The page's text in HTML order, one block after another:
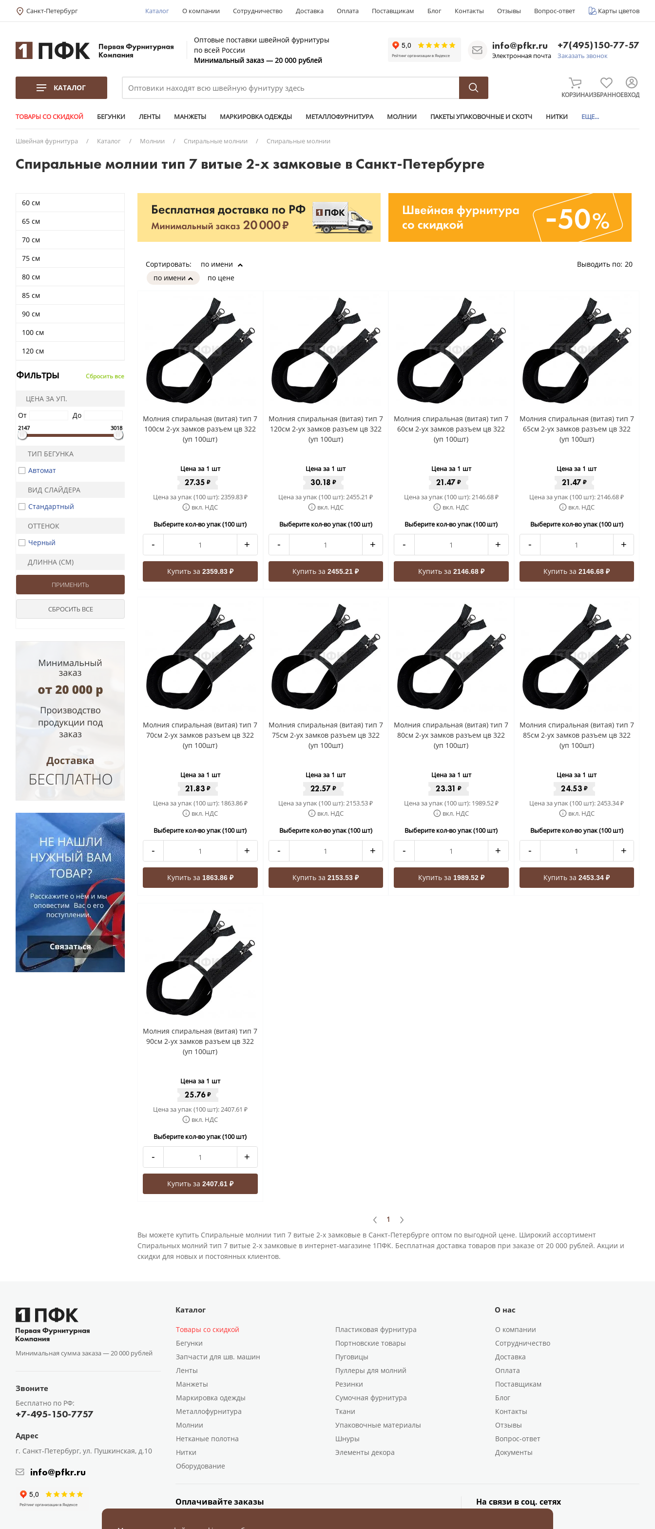
Санкт-Петербург Каталог О компании Сотрудничество Доставка Оплата Поставщикам Блог Контакты Отзывы Вопрос-ответ Карты цветов
Оптовые поставки швейной фурнитуры
по всей России
Минимальный заказ — 20 000 рублей
info@pfkr.ru
Электронная почта
+7(495)150-77-57
Заказать звонок
КАТАЛОГ
КОРЗИНАИЗБРАННОЕВХОД
ТОВАРЫ СО СКИДКОЙ БЕГУНКИ ЛЕНТЫ МАНЖЕТЫ МАРКИРОВКА ОДЕЖДЫ МЕТАЛЛОФУРНИТУРА МОЛНИИ ПАКЕТЫ УПАКОВОЧНЫЕ И СКОТЧ НИТКИ ЕЩЕ...
Швейная фурнитура / Каталог / Молнии / Спиральные молнии / Спиральные молнии
Спиральные молнии тип 7 витые 2-х замковые в Санкт-Петербурге
60 см
65 см
70 см
75 см
80 см
85 см
90 см
100 см
120 см
Фильтры Сбросить все
ЦЕНА ЗА УП.
От
До
2147 3018
ТИП БЕГУНКА
Автомат
ВИД СЛАЙДЕРА
Стандартный
ОТТЕНОК
Черный
ДЛИННА (СМ)
Сортировать:
по имени
по цене
по имени Выводить по: 20
Молния спиральная (витая) тип 7
100см 2-ух замков разъем цв 322
(уп 100шт)
Цена за 1 шт
27.35 ₽
Цена за упак (100 шт):2359.83₽
вкл. НДС
Выберите кол-во упак (100 шт)
- +
Купить за 2359.83 ₽
Молния спиральная (витая) тип 7
120см 2-ух замков разъем цв 322
(уп 100шт)
Цена за 1 шт
30.18 ₽
Цена за упак (100 шт):2455.21₽
вкл. НДС
Выберите кол-во упак (100 шт)
- +
Купить за2455.21 ₽
Молния спиральная (витая) тип 7
60см 2-ух замков разъем цв 322
(уп 100шт)
Цена за 1 шт
21.47₽
Цена за упак (100 шт):2146.68₽
вкл. НДС
Выберите кол-во упак (100 шт)
- +
Купить за 2146.68 ₽
Молния спиральная (витая) тип 7
65см 2-ух замков разъем цв 322
(уп 100шт)
Цена за 1 шт
21.47₽
Цена за упак (100 шт):2146.68₽
вкл. НДС
Выберите кол-во упак (100 шт)
- +
Купить за2146.68 ₽
Молния спиральная (витая) тип 7
70см 2-ух замков разъем цв 322
(уп 100шт)
Цена за 1 шт
21.83 ₽
Цена за упак (100 шт): 1863.86₽
вкл. НДС
Выберите кол-во упак (100 шт)
- +
Купить за 1863.86 ₽
Молния спиральная (витая) тип 7
75см 2-ух замков разъем цв 322
(уп 100шт)
Цена за 1 шт
22.57₽
Цена за упак (100 шт):2153.53₽
вкл. НДС
Выберите кол-во упак (100 шт)
- +
Купить за2153.53 ₽
Молния спиральная (витая) тип 7
80см 2-ух замков разъем цв 322
(уп 100шт)
Цена за 1 шт
23.31 ₽
Цена за упак (100 шт): 1989.52₽
вкл. НДС
Выберите кол-во упак (100 шт)
- +
Купить за 1989.52 ₽
Молния спиральная (витая) тип 7
85см 2-ух замков разъем цв 322
(уп 100шт)
Цена за 1 шт
24.53 ₽
Цена за упак (100 шт):2453.34₽
вкл. НДС
Выберите кол-во упак (100 шт)
- +
Купить за2453.34 ₽
Молния спиральная (витая) тип 7
90см 2-ух замков разъем цв 322
(уп 100шт)
Цена за 1 шт
25.76₽
Цена за упак (100 шт):2407.61 ₽
вкл. НДС
Выберите кол-во упак (100 шт)
- +
Купить за 2407.61 ₽
1
Вы можете купить Спиральные молнии тип 7 витые 2-х замковые в Санкт-Петербурге оптом по выгодной цене. Широкий ассортимент
Спиральных молний тип 7 витые 2-х замковые в интернет-магазине 1ПФК. Бесплатная доставка товаров при заказе от 20 000 рублей. Акции и
скидки для новых и постоянных клиентов.
Минимальная сумма заказа —20 000 рублей
Звоните
Бесплатно по РФ:
+7-495-150-7757
Адрес
г. Санкт-Петербург, ул. Пушкинская, д.10
info@pfkr.ru
Каталог
Товары со скидкой
Бегунки
Запчасти для шв. машин
Ленты
Манжеты
Маркировка одежды
Металлофурнитура
Молнии
Нетканые полотна
Нитки
Оборудование
Пластиковая фурнитура
Портновские товары
Пуговицы
Пуллеры для молний
Резинки
Сумочная фурнитура
Ткани
Упаковочные материалы
Шнуры
Элементы декора
О нас
О компании
Сотрудничество
Доставка
Оплата
Поставщикам
Блог
Контакты
Отзывы
Вопрос-ответ
Документы
Оплачивайте заказы На связи в соц. сетях